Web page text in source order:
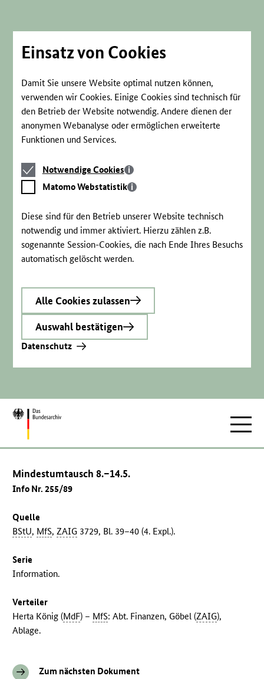
Einsatz von Cookies
Damit Sie unsere Website optimal nutzen können,
verwenden wir Cookies. Einige Cookies sind technisch für
den Betrieb der Website notwendig. Andere dienen der
anonymen Webanalyse oder ermöglichen erweiterte
Funktionen und Services.
Notwendige
Cookies
Notwendige Cookies
Matomo
Webstatistik
Matomo Webstatistik
Diese sind für den Betrieb unserer Website technisch
notwendig und immer aktiviert. Hierzu zählen z.B.
sogenannte Session-Cookies, die nach Ende Ihres Besuchs
automatisch gelöscht werden.
Alle Cookies zulassen
Auswahl bestätigen
Datenschutz
Zur
Mindestumtausch 8.–14.5.
Info Nr. 255/89
Quelle
BStU, MfS,ZAIG 3729, Bl. 39–40 (4. Expl.).
Serie
Information.
Verteiler
Herta König (MdF) – MfS: Abt. Finanzen, Göbel (ZAIG),
Ablage.
Zum nächsten Dokument